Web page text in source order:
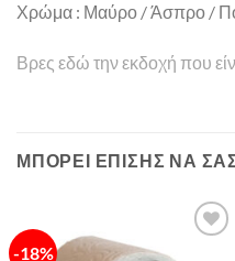
Χρώμα : Μαύρο / Άσπρο /
Βρες εδώ την εκδοχή που
ΜΠΟΡΕΊ ΕΠΊΣΗΣ ΝΑ
-18%
Πρόσθήκη